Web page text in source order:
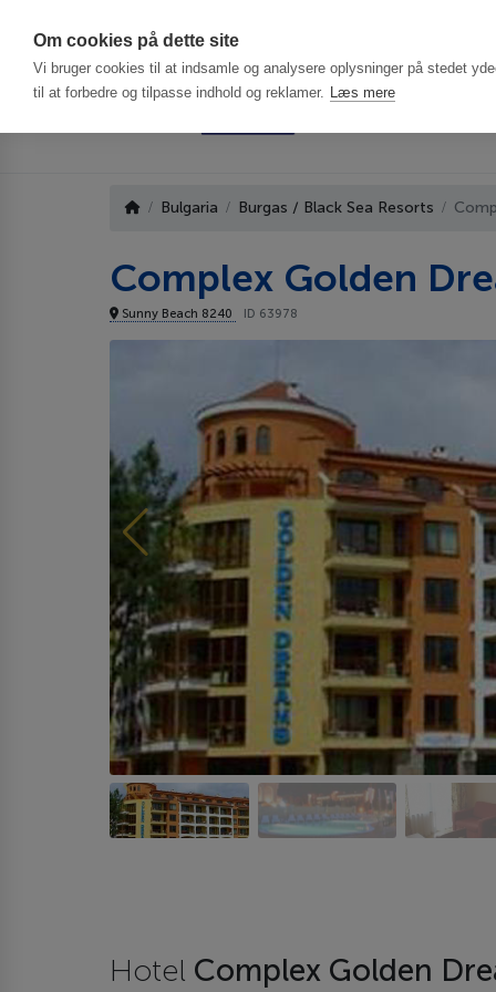
Om cookies på dette site
Vi bruger cookies til at indsamle og analysere oplysninger på stedet
til at forbedre og tilpasse indhold og reklamer. Læs mere
Bulgaria Burgas / Black Sea Resorts
Complex Golden
Sunny Beach 8240 ID 63978
Hotel Complex Golden